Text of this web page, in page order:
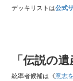
デッキリストは公式
「伝説の遺
統率者候補は《意志